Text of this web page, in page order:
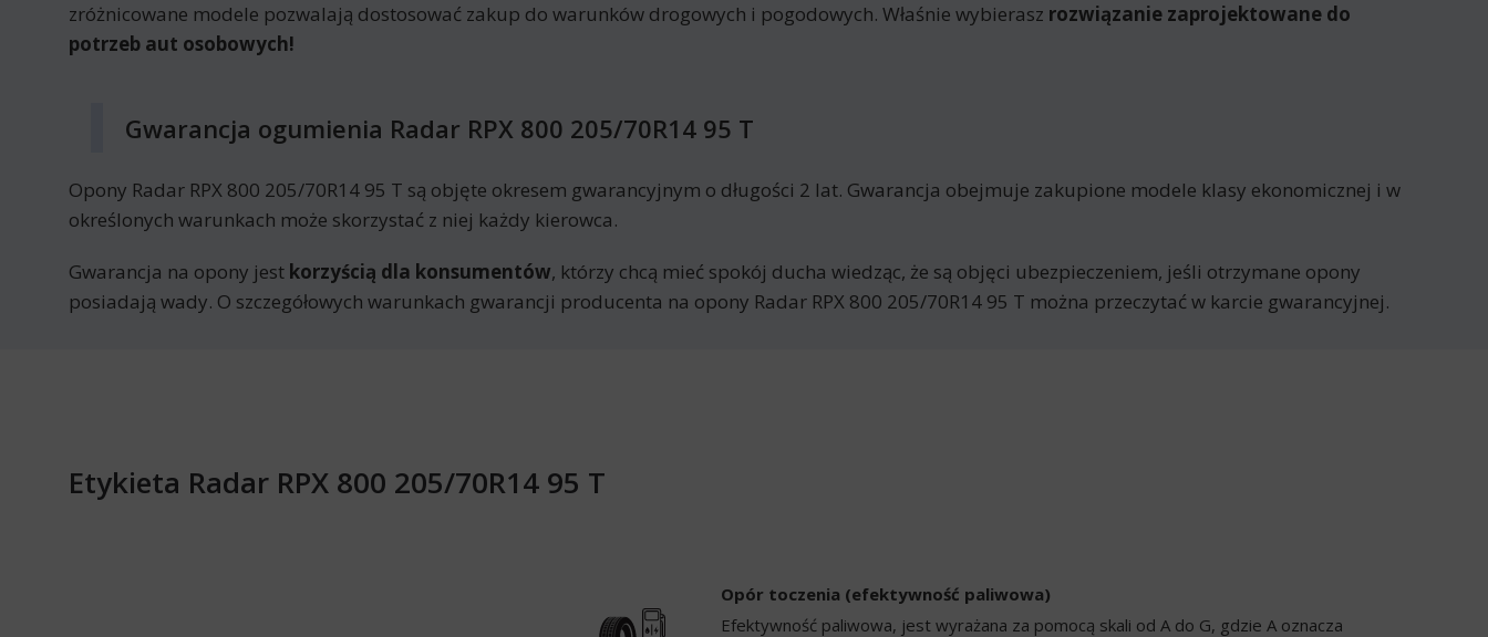
zróżnicowane modele pozwalają dostosować zakup do warunków drogowych i pogodowych. Właśnie wybierasz rozwiązanie zaprojektowane do
potrzeb aut osobowych!
Gwarancja ogumienia Radar RPX 800 205/70R14 95 T
Opony Radar RPX 800 205/70R14 95 T są objęte okresem gwarancyjnym o długości 2 lat. Gwarancja obejmuje zakupione modele klasy ekonomicznej i w
określonych warunkach może skorzystać z niej każdy kierowca.
Gwarancja na opony jest korzyścią dla konsumentów, którzy chcą mieć spokój ducha wiedząc, że są objęci ubezpieczeniem, jeśli otrzymane opony
posiadają wady. O szczegółowych warunkach gwarancji producenta na opony Radar RPX 800 205/70R14 95 T można przeczytać w karcie gwarancyjnej.
Etykieta Radar RPX 800 205/70R14 95 T
Opór toczenia (efektywność paliwowa)
Efektywność paliwowa, jest wyrażana za pomocą skali od A do G, gdzie A oznacza